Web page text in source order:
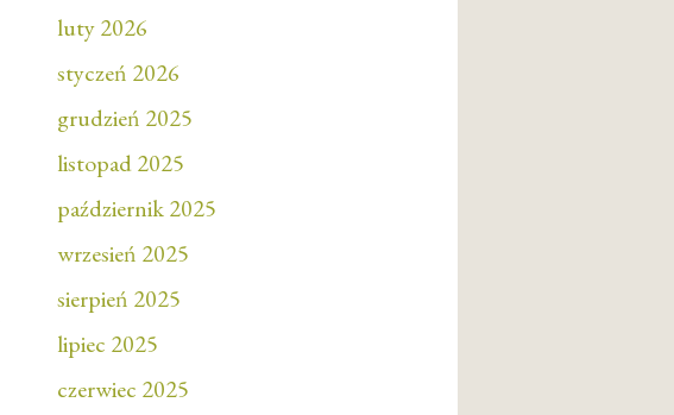
luty 2026
styczeń 2026
grudzień 2025
listopad 2025
październik 2025
wrzesień 2025
sierpień 2025
lipiec 2025
czerwiec 2025